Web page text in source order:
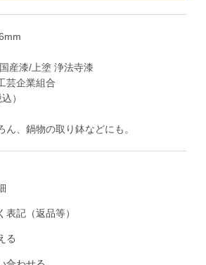
産漆/上塗 浄法寺漆
芸企業組合
）
、鍋物の取り鉢などにも。
記（返品等）
る